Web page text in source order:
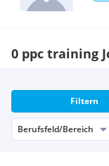
0 ppc training
Filtern
Berufsfeld/Bereich